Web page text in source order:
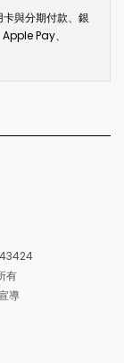
與分期付款、銀
Pay、
有
導